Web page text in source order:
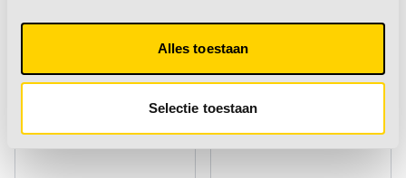
Alles toestaan
Selectie toestaan
mm RVS
schroevendraaiers